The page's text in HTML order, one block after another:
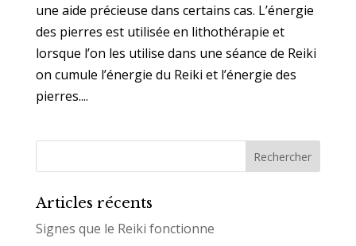
une aide précieuse dans certains cas. L’énergie
des pierres est utilisée en lithothérapie et
lorsque l’on les utilise dans une séance de Reiki
on cumule l’énergie du Reiki et l’énergie des
pierres....
Articles récents
Signes que le Reiki fonctionne